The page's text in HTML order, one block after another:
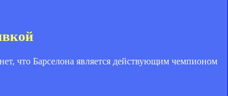
что Барселона является действующим чемпионом